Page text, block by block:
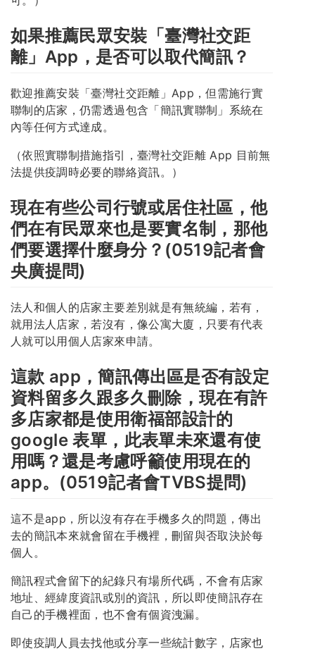
如果推薦民眾安裝「臺灣社交距
離」App，是否可以取代簡訊？
歡迎推薦安裝「臺灣社交距離」App，但需施行實
聯制的店家，仍需透過包含「簡訊實聯制」系統在
內等任何方式達成。
（依照實聯制措施指引，臺灣社交距離 App 目前無
法提供疫調時必要的聯絡資訊。）
現在有些公司行號或居住社區，他
們在有民眾來也是要實名制，那他
們要選擇什麼身分？(0519記者會
央廣提問)
法人和個人的店家主要差別就是有無統編，若有，
就用法人店家，若沒有，像公寓大廈，只要有代表
人就可以用個人店家來申請。
這款 app，簡訊傳出區是否有設定
資料留多久跟多久刪除，現在有許
多店家都是使用衛福部設計的
google 表單，此表單未來還有使
用嗎？還是考慮呼籲使用現在的
app。(0519記者會TVBS提問)
這不是app，所以沒有存在手機多久的問題，傳出
去的簡訊本來就會留在手機裡，刪留與否取決於每
個人。
簡訊程式會留下的紀錄只有場所代碼，不會有店家
地址、經緯度資訊或別的資訊，所以即使簡訊存在
自己的手機裡面，也不會有個資洩漏。
即使疫調人員去找他或分享一些統計數字，店家也